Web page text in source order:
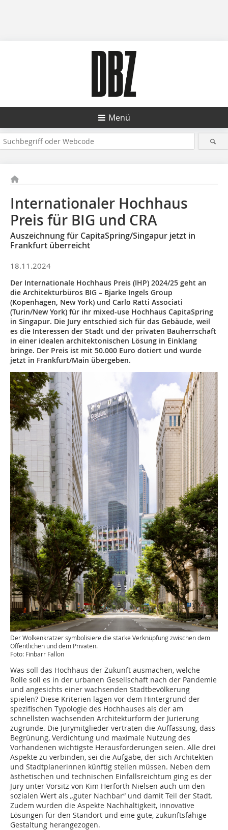
Menü
Internationaler Hochhaus
Preis für BIG und CRA
Auszeichnung für CapitaSpring/Singapur jetzt in
Frankfurt überreicht
18.11.2024
Der Internationale Hochhaus Preis (IHP) 2024/25 geht an
die Architekturbüros BIG – Bjarke Ingels Group
(Kopenhagen, New York) und Carlo Ratti Associati
(Turin/New York) für ihr mixed-use Hochhaus CapitaSpring
in Singapur. Die Jury entschied sich für das Gebäude, weil
es die Interessen der Stadt und der privaten Bauherrschaft
in einer idealen architektonischen Lösung in Einklang
bringe. Der Preis ist mit 50.000 Euro dotiert und wurde
jetzt in Frankfurt/Main übergeben.
Der Wolkenkratzer symbolisiere die starke Verknüpfung zwischen dem
Öffentlichen und dem Privaten.
Foto: Finbarr Fallon
Was soll das Hochhaus der Zukunft ausmachen, welche
Rolle soll es in der urbanen Gesellschaft nach der Pandemie
und angesichts einer wachsenden Stadtbevölkerung
spielen? Diese Kriterien lagen vor dem Hintergrund der
spezifischen Typologie des Hochhauses als der am
schnellsten wachsenden Architekturform der Jurierung
zugrunde. Die Jurymitglieder vertraten die Auffassung, dass
Begrünung, Verdichtung und maximale Nutzung des
Vorhandenen wichtigste Herausforderungen seien. Alle drei
Aspekte zu verbinden, sei die Aufgabe, der sich Architekten
und Stadtplanerinnen künftig stellen müssen. Neben dem
ästhetischen und technischen Einfallsreichtum ging es der
Jury unter Vorsitz von Kim Herforth Nielsen auch um den
sozialen Wert als „guter Nachbar“ und damit Teil der Stadt.
Zudem wurden die Aspekte Nachhaltigkeit, innovative
Lösungen für den Standort und eine gute, zukunftsfähige
Gestaltung herangezogen.